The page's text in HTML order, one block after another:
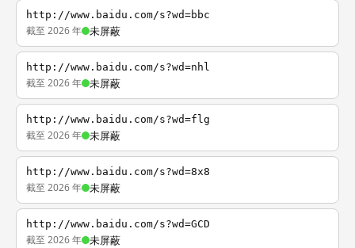
http://www.baidu.com/s?wd=bbc
截至 2026 年 未屏蔽
http://www.baidu.com/s?wd=nhl
截至 2026 年 未屏蔽
http://www.baidu.com/s?wd=flg
截至 2026 年 未屏蔽
http://www.baidu.com/s?wd=8x8
截至 2026 年 未屏蔽
http://www.baidu.com/s?wd=GCD
截至 2026 年 未屏蔽